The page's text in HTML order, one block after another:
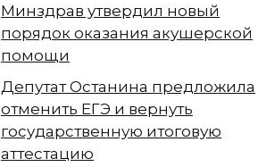
Минздрав утвердил новый
порядок оказания акушерской
помощи
Депутат Останина предложила
отменить ЕГЭ и вернуть
государственную итоговую
аттестацию